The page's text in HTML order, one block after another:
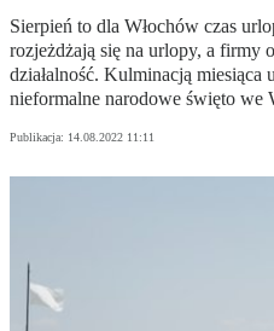
Sierpień to dla Włochów czas
rozjeżdżają się na urlopy, a firmy
działalność. Kulminacją miesiąca
nieformalne narodowe święto we
Publikacja: 14.08.2022 11:11